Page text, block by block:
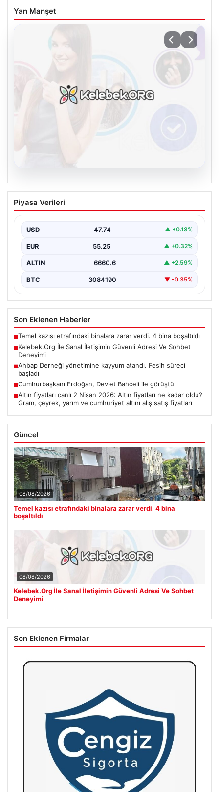
Yan Manşet
Kelebek.Org İle Sanal İletişimin Güvenli
Adresi Ve Sohbet Deneyimi
sağlaması kritik bir önem taşımaktadır. Güncel olarak…
Piyasa Verileri
USD 47.74 ▲ +0.18%
EUR 55.25 ▲ +0.32%
ALTIN 6660.6 ▲ +2.59%
BTC 3084190 ▼ -0.35%
Son Eklenen Haberler
■Temel kazısı etrafındaki binalara zarar verdi. 4 bina boşaltıldı
■Kelebek.Org İle Sanal İletişimin Güvenli Adresi Ve Sohbet
Deneyimi
■Ahbap Derneği yönetimine kayyum atandı. Fesih süreci
başladı
■Cumhurbaşkanı Erdoğan, Devlet Bahçeli ile görüştü
■Altın fiyatları canlı 2 Nisan 2026: Altın fiyatları ne kadar oldu?
Gram, çeyrek, yarım ve cumhuriyet altını alış satış fiyatları
Güncel
08/08/2026
Temel kazısı etrafındaki binalara zarar verdi. 4 bina
boşaltıldı
08/08/2026
Kelebek.Org İle Sanal İletişimin Güvenli Adresi Ve Sohbet
Deneyimi
Son Eklenen Firmalar